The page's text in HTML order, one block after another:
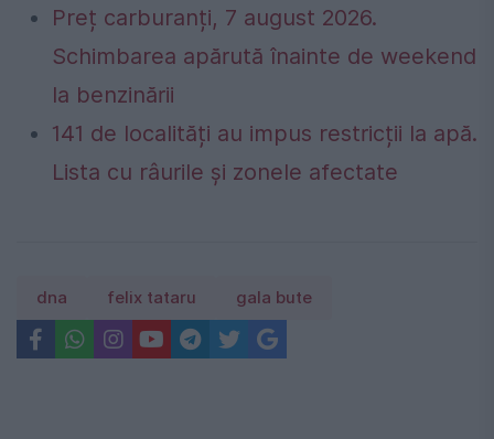
Preț carburanți, 7 august 2026.
Schimbarea apărută înainte de weekend
la benzinării
141 de localități au impus restricții la apă.
Lista cu râurile și zonele afectate
dna felix tataru gala bute